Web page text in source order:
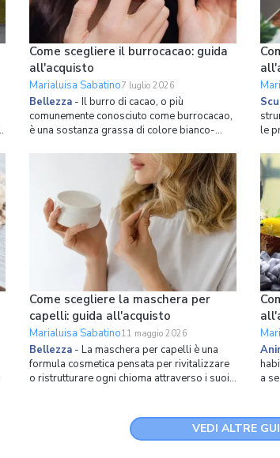
Come scegliere il burrocacao: guida
all'acquisto
Marialuisa Sabatino7 luglio 2026
Bellezza- Il burro di cacao, o più
comunemente conosciuto come burrocacao,
è una sostanza grassa di colore bianco-
a caldo dei semi di cacao. Oltre ad essere
utilizzato in ambito alimentare per la
produzione di cioccolato, il burro di cacao
viene impiegato anche
le
ai
Come scegliere la maschera per
capelli: guida all'acquisto
Marialuisa Sabatino11 maggio 2026
Bellezza- La maschera per capelli è una
formula cosmetica pensata per rivitalizzare
o ristrutturare ogni chioma attraverso i suoi
sono tantissimi i prodotti, come ad esempio
lo shampoo e il balsamo, che vengono
a
VEDI ALTRE